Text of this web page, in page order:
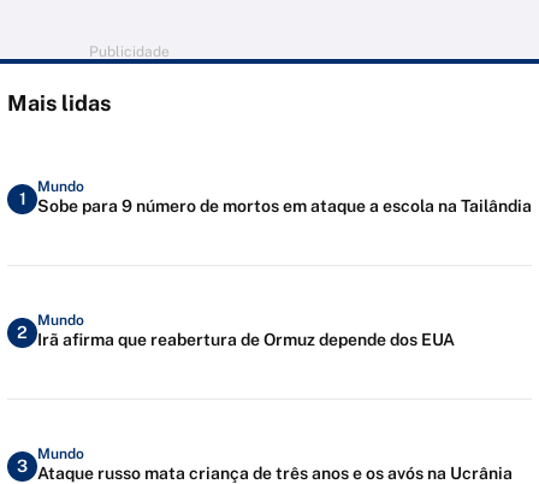
Publicidade
Mais lidas
1
Mundo
Sobe para 9 número de mortos em ataque a escola na Tailândia
2
Mundo
Irã afirma que reabertura de Ormuz depende dos EUA
3
Mundo
Ataque russo mata criança de três anos e os avós na Ucrânia